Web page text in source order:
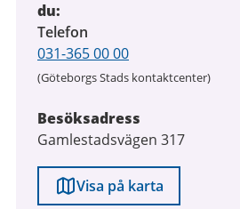
du:
Telefon
031-365 00 00
(Göteborgs Stads kontaktcenter)
Besöksadress
Gamlestadsvägen 317
Visa på karta